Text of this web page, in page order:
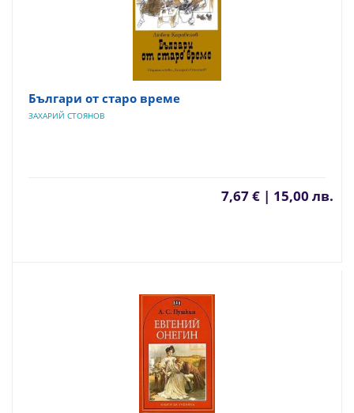
Българи от старо време
ЗАХАРИЙ СТОЯНОВ
7,67 € | 15,00 лв.